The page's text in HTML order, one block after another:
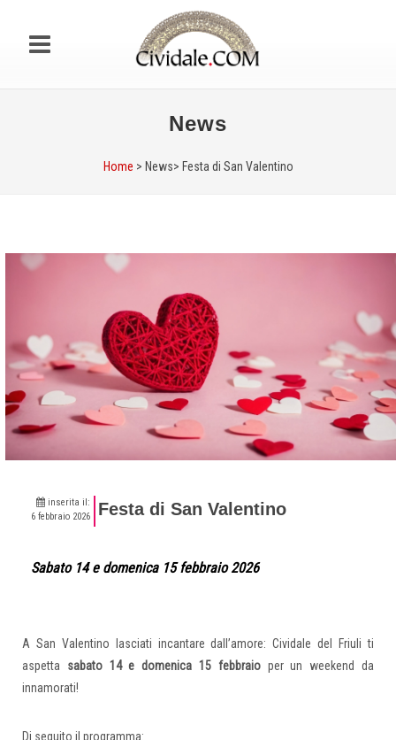
News
Home > News> Festa di San Valentino
inserita il:
6 febbraio 2026
Festa di San Valentino
Sabato 14 e domenica 15 febbraio 2026
A San Valentino lasciati incantare dall’amore: Cividale del Friuli ti
aspetta sabato 14 e domenica 15 febbraioper un weekend da
innamorati!
Di seguito il programma: